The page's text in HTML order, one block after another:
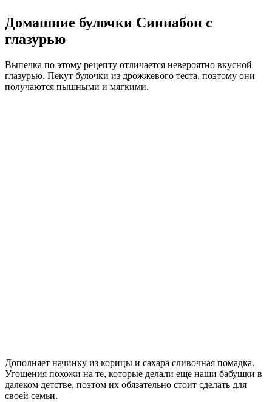
Домашние булочки Синнабон с
глазурью
Выпечка по этому рецепту отличается невероятно вкусной
глазурью. Пекут булочки из дрожжевого теста, поэтому они
получаются пышными и мягкими.
Дополняет начинку из корицы и сахара сливочная помадка.
Угощения похожи на те, которые делали еще наши бабушки в
далеком детстве, поэтом их обязательно стоит сделать для
своей семьи.